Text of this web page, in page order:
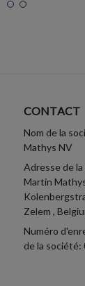
CONTACT
Nom de la
Mathys NV
Adresse de
Martin
Zelem ,
Numéro
de la société: